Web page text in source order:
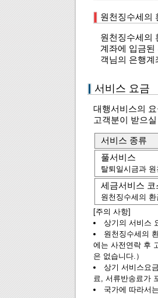
원천징수세의
원천징수세의
계좌에 입금
객님의 은행계
서비스 요금
대행서비스의
고객분이 받으
서비스 종류
풀서비스
탈퇴일시금과
세금서비스 코
원천징수세의 환
[주의 사항]
상기의 서비스
원천징수세의
에는 사전연락 후
은 없습니다.）
상기 서비스요
료, 서류반송료가
국가에 따라서